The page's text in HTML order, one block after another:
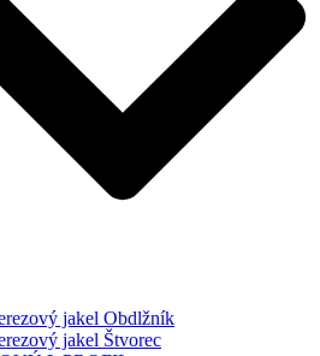
jakel Obdlžník
jakel Štvorec